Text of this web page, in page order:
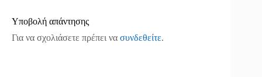
Υποβολή απάντησης
Για να σχολιάσετε πρέπει να συνδεθείτε.